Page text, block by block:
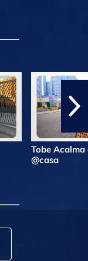
Tobe Acalma
@casa